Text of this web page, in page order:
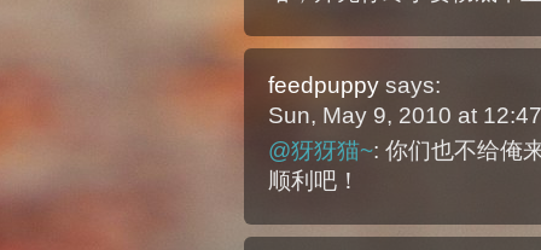
feedpuppy says:
Sun, May 9, 2010 at
@犽犽猫~: 你们也不给俺
顺利吧！